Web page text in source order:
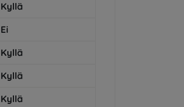
Kyllä
Ei
Kyllä
Kyllä
Kyllä